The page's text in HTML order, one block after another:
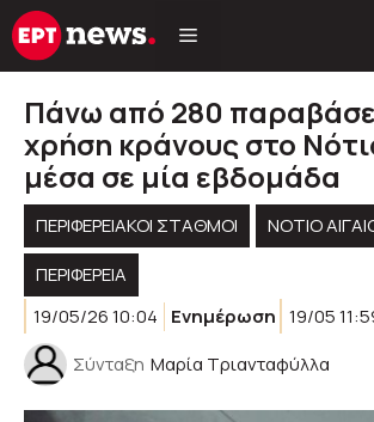
Μετάβαση
σε
Πάνω από 280
χρήση κράνους στο
μέσα σε μία εβδομάδα
ΠΕΡΙΦΕΡΕΙΑΚΟΊ ΣΤΑΘΜΟΊ
ΝΟΤΙΟ
ΠΕΡΙΦΈΡΕΙΑ
19/05/26 10:04
Ενημέρωση 19/05
Σύνταξη Μαρία Τριανταφύλλα